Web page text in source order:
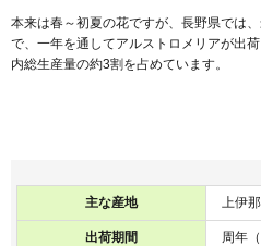
本来は春～初夏の花ですが、長野県では
で、一年を通してアルストロメリアが出
内総生産量の約3割を占めています。
主な産地 上伊
出荷期間 周年